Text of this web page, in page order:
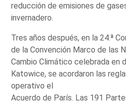
reducción de emisiones de
invernadero.
Tres años después, en la 24.ª
de la Convención Marco de las
Cambio Climático celebrada en
Katowice, se acordaron las
operativo el
Acuerdo de París. Las 191